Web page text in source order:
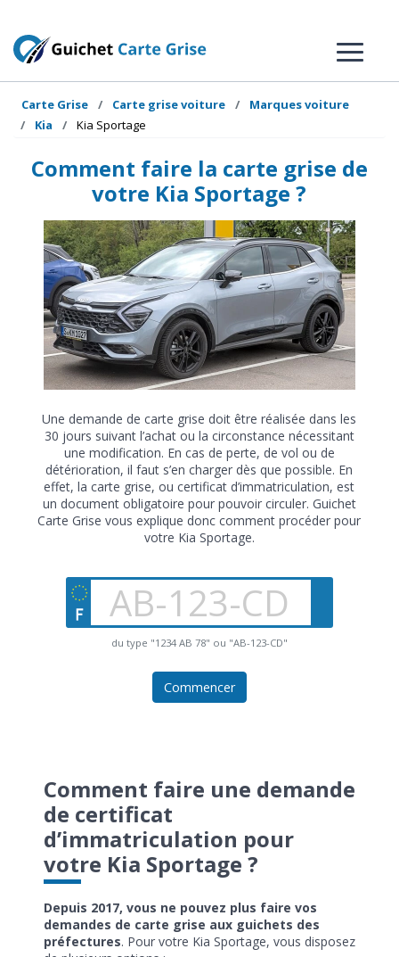
Carte Grise Carte grise voiture
Marques voiture
Kia
Kia Sportage
Comment faire la carte grise de
votre Kia Sportage ?
Une demande de carte grise doit être réalisée dans les
30 jours suivant l’achat ou la circonstance nécessitant
une modification. En cas de perte, de vol ou de
détérioration, il faut s’en charger dès que possible. En
effet, la carte grise, ou certificat d’immatriculation, est
un document obligatoire pour pouvoir circuler. Guichet
Carte Grise vous explique donc comment procéder pour
votre Kia Sportage.
du type "1234 AB 78" ou "AB-123-CD"
Commencer
Comment faire une demande
de certificat
d’immatriculation pour
votre Kia Sportage ?
Depuis 2017, vous ne pouvez plus faire vos
demandes de carte grise aux guichets des
préfectures. Pour votre Kia Sportage, vous disposez